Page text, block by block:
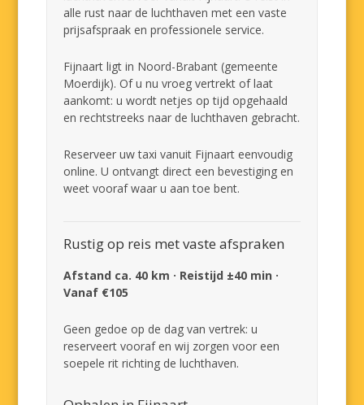
alle rust naar de luchthaven met een vaste
prijsafspraak en professionele service.
Fijnaart ligt in Noord-Brabant (gemeente
Moerdijk). Of u nu vroeg vertrekt of laat
aankomt: u wordt netjes op tijd opgehaald
en rechtstreeks naar de luchthaven gebracht.
Reserveer uw taxi vanuit Fijnaart eenvoudig
online. U ontvangt direct een bevestiging en
weet vooraf waar u aan toe bent.
Rustig op reis met vaste afspraken
Afstand ca. 40 km · Reistijd ±40 min ·
Vanaf €105
Geen gedoe op de dag van vertrek: u
reserveert vooraf en wij zorgen voor een
soepele rit richting de luchthaven.